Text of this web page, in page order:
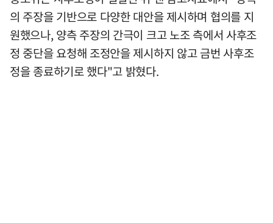
의 주장을 기반으로 다양한 대안을 제시하며 협의를 지
원했으나, 양측 주장의 간극이 크고 노조 측에서 사후조
정 중단을 요청해 조정안을 제시하지 않고 금번 사후조
정을 종료하기로 했다"고 밝혔다.